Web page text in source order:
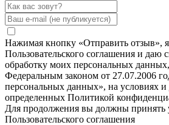
Нажимая кнопку «Отправить отзыв»,
Пользовательского соглашения и даю
обработку моих персональных
Федеральным законом от 27.07.2006
персональных данных», на условиях и
определенных Политикой
Для продолжения вы должны принять
Пользовательского соглашения